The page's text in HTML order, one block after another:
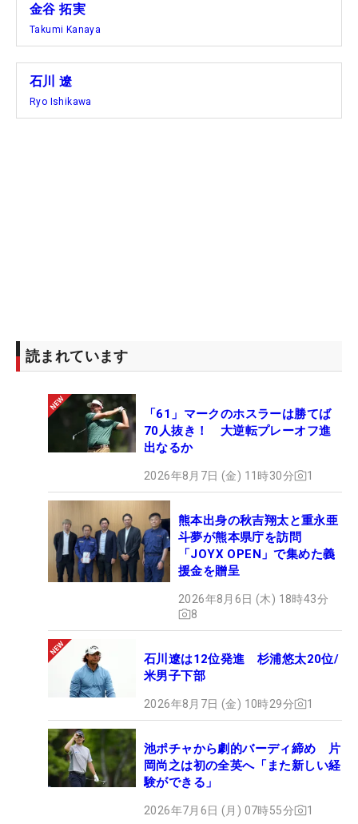
こととにもなった。
コ戦への切符も獲得
日本で開催された米国男子ツアー「ZOZOチャンピ
オンシップ」。今年日本勢最上位となったのは石川
に出るのは2021年3月の「ザ・ホンダ・クラシッ
たが、米ツアー再挑戦への思いが消えることはなか
った。
金谷 拓実
Takumi Kanaya
石川 遼
Ryo Ishikawa
読まれています
「61」マークのホスラーは勝てば
70人抜き！ 大逆転プレーオフ進
出なるか
2026年8月7日 (金) 11時30分 1
熊本出身の秋吉翔太と重永亜
斗夢が熊本県庁を訪問
「JOYX OPEN」で集めた義
援金を贈呈
2026年8月6日 (木) 18時43分
8
石川遼は12位発進 杉浦悠太20位/
米男子下部
2026年8月7日 (金) 10時29分 1
池ポチャから劇的バーディ締め 片
岡尚之は初の全英へ「また新しい経
験ができる」
2026年7月6日 (月) 07時55分 1